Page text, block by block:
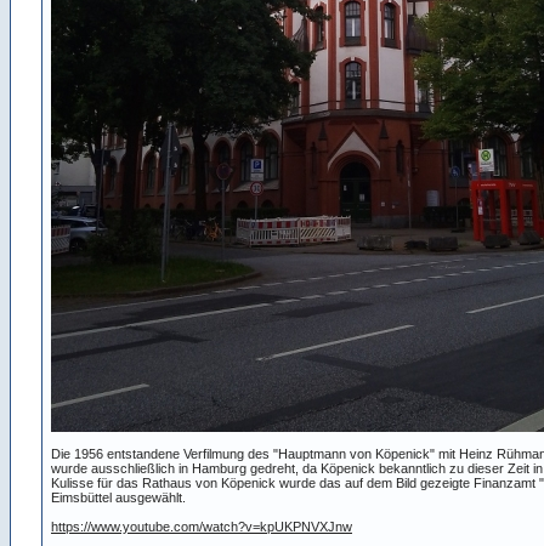
Die 1956 entstandene Verfilmung des "Hauptmann von Köpenick" mit Heinz
wurde ausschließlich in Hamburg gedreht, da Köpenick bekanntlich zu dieser Zeit
Kulisse für das Rathaus von Köpenick wurde das auf dem Bild gezeigte Finanzamt
Eimsbüttel ausgewählt.
https://www.youtube.com/watch?v=kpUKPNVXJnw